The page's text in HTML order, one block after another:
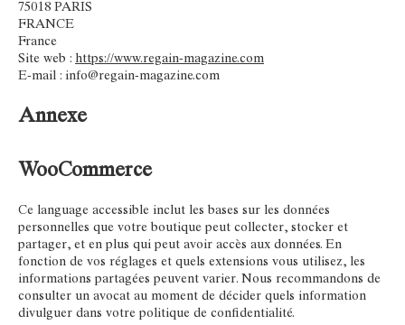
75018 PARIS
FRANCE
France
Site web : https://www.regain-magazine.com
E-mail : info@regain-magazine.com
Annexe
WooCommerce
Ce language accessible inclut les bases sur les données
personnelles que votre boutique peut collecter, stocker et
partager, et en plus qui peut avoir accès aux données. En
fonction de vos réglages et quels extensions vous utilisez, les
informations partagées peuvent varier. Nous recommandons de
consulter un avocat au moment de décider quels information
divulguer dans votre politique de confidentialité.